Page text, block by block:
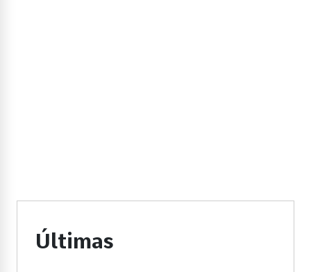
Últimas